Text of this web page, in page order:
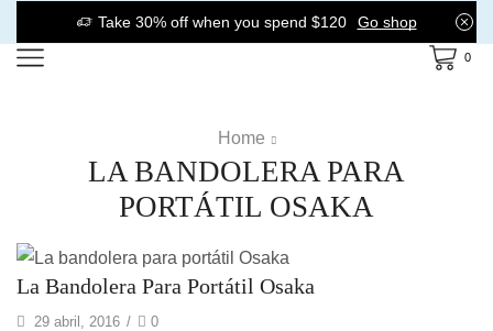
Take 30% off when you spend $120 Go shop
0
Home
LA BANDOLERA PARA
PORTÁTIL OSAKA
La Bandolera Para Portátil Osaka
29 abril, 2016 / 0